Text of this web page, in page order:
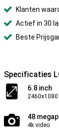
Klanten
Actief in 30
Beste
Specificaties
6.8 inch
2460x1080
48
4k video